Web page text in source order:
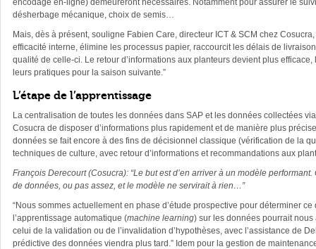
encodage en-ligne) demeureront nécessaires. Notamment pour assurer le
désherbage mécanique, choix de semis…
Mais, dès à présent, souligne Fabien Care, directeur ICT & SCM chez
efficacité interne, élimine les processus papier, raccourcit les délais de
qualité de celle-ci. Le retour d’informations aux planteurs devient plus efficace,
leurs pratiques pour la saison suivante.”
L’étape de l’apprentissage
La centralisation de toutes les données dans SAP et les données collectées
Cosucra de disposer d’informations plus rapidement et de manière plus
données se fait encore à des fins de décisionnel classique (vérification de la
techniques de culture, avec retour d’informations et recommandations aux
François Derecourt (Cosucra): “Le but est d’en arriver à un modèle
de données, ou pas assez, et le modèle ne servirait à rien…”
“Nous sommes actuellement en phase d’étude prospective pour déterminer ce
l’apprentissage automatique (machine learning) sur les données pourrait
celui de la validation ou de l’invalidation d’hypothèses, avec l’assistance de
prédictive des données viendra plus tard.” Idem pour la gestion de